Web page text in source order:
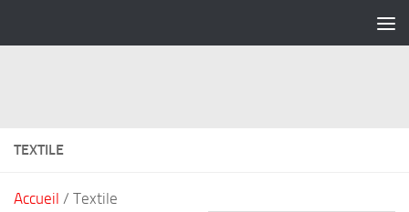
TEXTILE
Accueil / Textile